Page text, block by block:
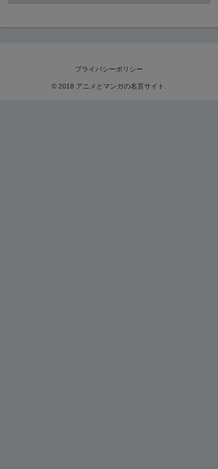
プライバシーポリシー
© 2018 アニメとマンガの名言サイト.